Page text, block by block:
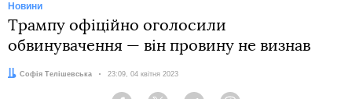
Новини
Трампу офіційно оголосили
обвинувачення — він провину не визнав
Автор:
Софія Телішевська Дата:
23:09, 04 квітня 2023